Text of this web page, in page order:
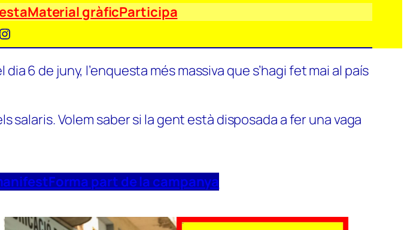
Material gràficParticipa
Instagram
6 de juny, l’enquesta més massiva que s’hagi fet mai al país
salaris. Volem saber si la gent està disposada a fer una vaga
Forma part de la campanya